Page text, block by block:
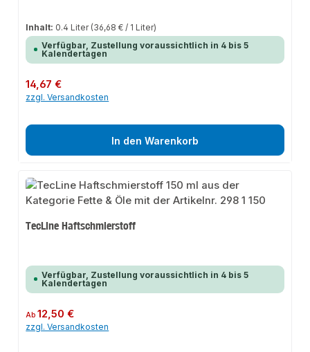
Inhalt: 0.4 Liter (36,68 € / 1 Liter)
Verfügbar, Zustellung voraussichtlich in 4 bis 5
Kalendertagen
Regulärer Preis:
14,67 €
zzgl. Versandkosten
In den Warenkorb
TecLine Haftschmierstoff
Verfügbar, Zustellung voraussichtlich in 4 bis 5
Kalendertagen
Regulärer Preis:
Ab12,50 €
zzgl. Versandkosten